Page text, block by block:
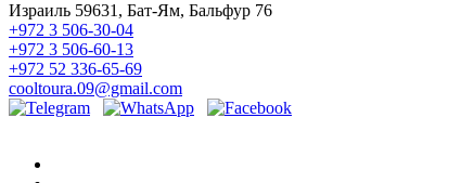
Израиль 59631, Бат-Ям, Бальфур 76
+972 3 506-30-04
+972 3 506-60-13
+972 52 336-65-69
cooltoura.09@gmail.com